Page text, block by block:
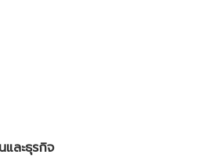
ละธุรกิจ